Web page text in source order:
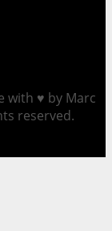
with ♥ by Marc
reserved.